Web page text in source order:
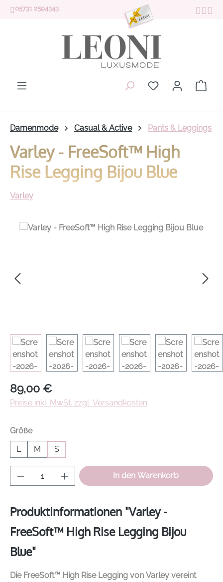
Zum Hauptinhalt springen
05731 2594343
Du hast 0
Damenmode Casual & Active Pants & Leggings
Varley - FreeSoft™ High
Rise Legging Bijou Blue
Varley
Regulärer Preis:
89,00 €
Preise inkl. MwSt. zzgl. Versandkosten
Größeauswählen
L
M S
Produkt Anzahl: Gib den gewünschten
In den Warenkorb
Produktinformationen "Varley -
FreeSoft™ High Rise Legging Bijou
Blue"
Die FreeSoft™ High Rise Legging von Varley vereint